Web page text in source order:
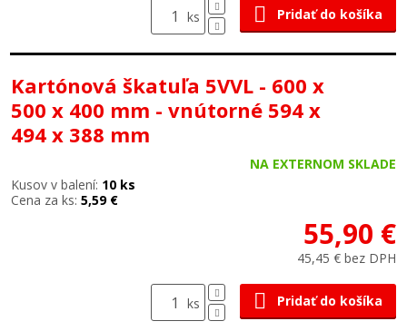
ks Pridať do košíka
Kartónová škatuľa 5VVL - 600 x
500 x 400 mm - vnútorné 594 x
494 x 388 mm
NA EXTERNOM SKLADE
Kusov v balení: 10 ks
Cena za ks: 5,59 €
55,90 €
45,45 € bez DPH
ks Pridať do košíka